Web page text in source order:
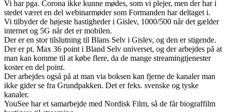
Vi har pga. Corona ikke kunne mødes, som vi plejer, men der har i
stedet været en del webinarmøder som Formanden har deltaget i.
Vi tilbyder de højeste hastigheder i Gislev, 1000/500 når det gælder
internet og 5G når det er mobilen.
Der er en stor tilslutning til Blans Selv i Gislev, og den er stigende.
Der er pt. Max 36 point i Bland Selv universet, og der arbejdes på at
man kan komme til at købe flere, da de mange streamingtjenester
koster en del point.
Der arbejdes også på at man via boksen kan fjerne de kanaler man
ikke gider se fra Grundpakken. Det er feks. svenske og tyske
kanaler.
YouSee har et samarbejde med Nordisk Film, så de får biograffilm